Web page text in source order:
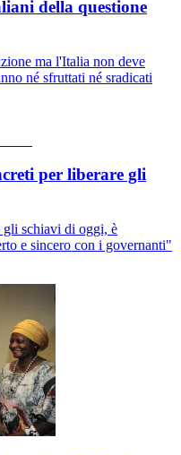
della questione
ma l'Italia non deve
né sfruttati né sradicati
per liberare gli
gli schiavi di oggi, è
e sincero con i governanti"